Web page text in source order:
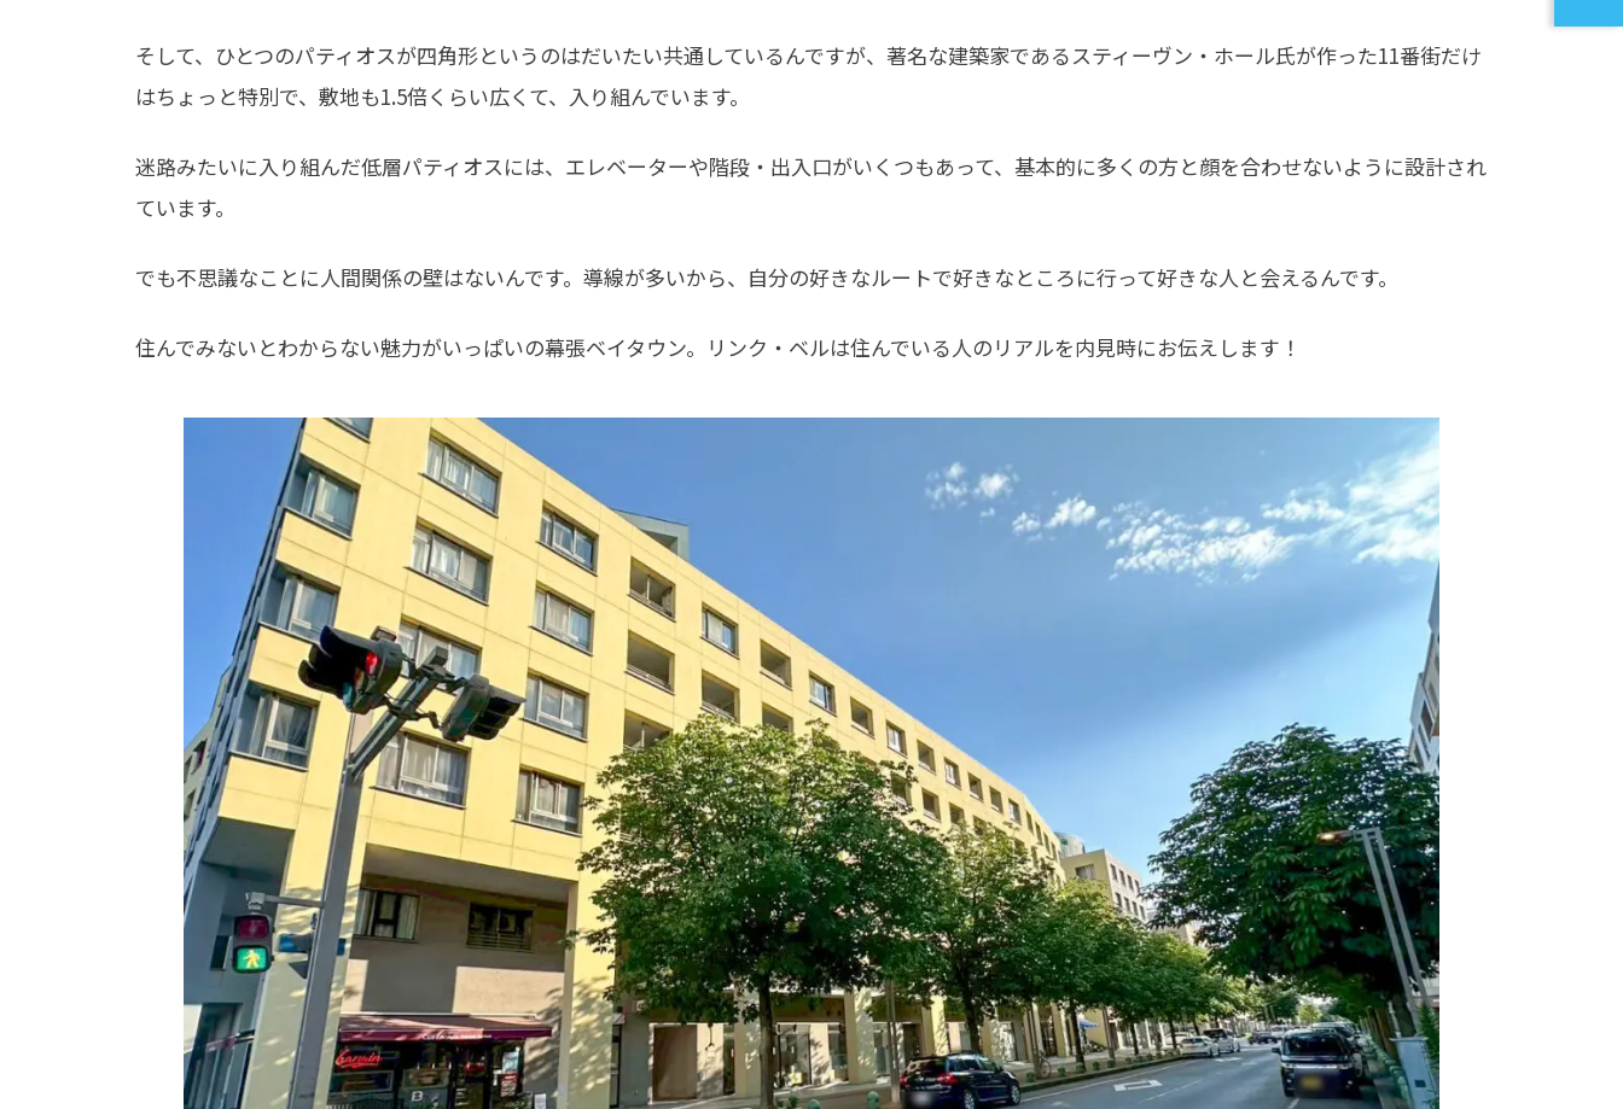
そして、ひとつのパティオスが四角形というのはだいたい共通しているんですが、著名な建築家であるスティーヴン・ホール氏が作った11番街だけ
はちょっと特別で、敷地も1.5倍くらい広くて、入り組んでいます。
迷路みたいに入り組んだ低層パティオスには、エレベーターや階段・出入口がいくつもあって、基本的に多くの方と顔を合わせないように設計され
ています。
でも不思議なことに人間関係の壁はないんです。導線が多いから、自分の好きなルートで好きなところに行って好きな人と会えるんです。
住んでみないとわからない魅力がいっぱいの幕張ベイタウン。リンク・ベルは住んでいる人のリアルを内見時にお伝えします！